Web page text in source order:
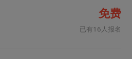
免费
已有16人报名